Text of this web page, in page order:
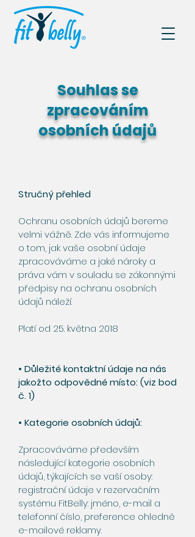
Souhlas se
zpracováním
osobních údajů
Stručný přehled
Ochranu osobních údajů bereme
velmi vážně. Zde vás informujeme
o tom, jak vaše osobní údaje
zpracováváme a jaké nároky a
práva vám v souladu se zákonnými
předpisy na ochranu osobních
údajů náleží.
Platí od 25. května 2018
• Důležité kontaktní údaje na nás
jakožto odpovědné místo: (viz bod
č. 1)
• Kategorie osobních údajů:
Zpracováváme především
následující kategorie osobních
údajů, týkajících se vaší osoby:
registrační údaje v rezervačním
systému FitBelly: jméno, e-mail a
telefonní číslo, preference ohledně
e-mailové reklamy.